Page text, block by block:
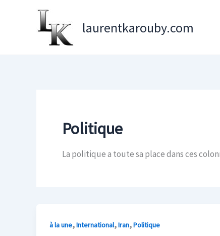
laurentkarouby.com
Politique
La politique a toute sa place dans ces
à la une,International,Iran,Politique